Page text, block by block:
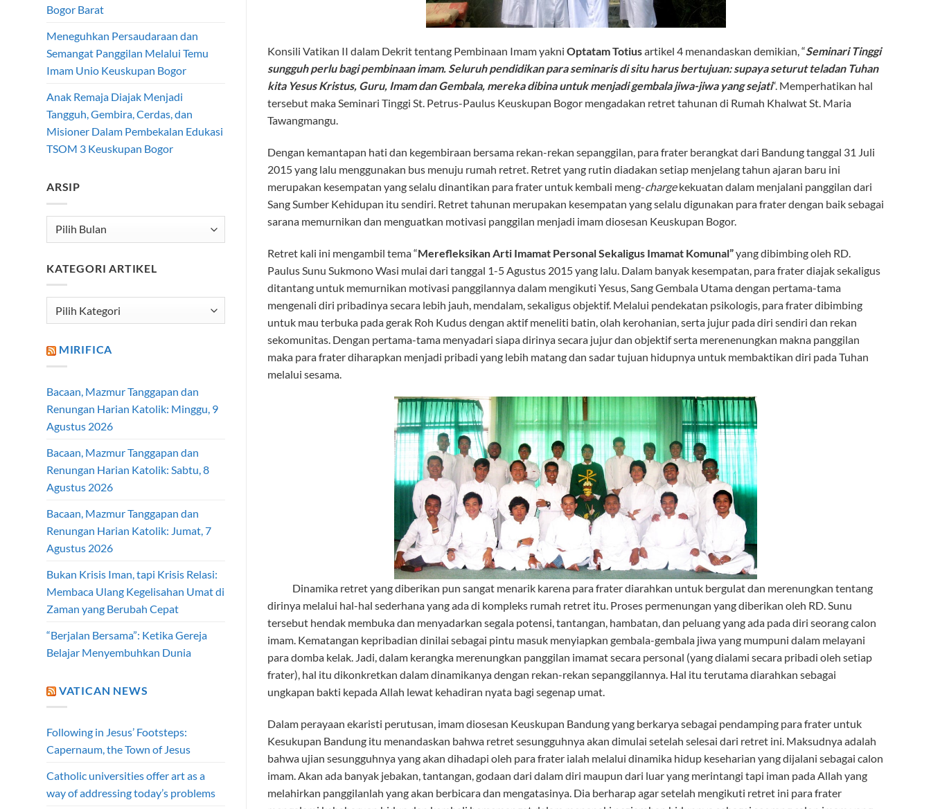
Bogor Barat
Meneguhkan Persaudaraan dan
Semangat Panggilan Melalui Temu
Imam Unio Keuskupan Bogor
Anak Remaja Diajak Menjadi
Tangguh, Gembira, Cerdas, dan
Misioner Dalam Pembekalan Edukasi
TSOM 3 Keuskupan Bogor
ARSIP
Arsip
KATEGORI ARTIKEL
Kategori
Artikel
MIRIFICA
Bacaan, Mazmur Tanggapan dan
Renungan Harian Katolik: Minggu, 9
Agustus 2026
Bacaan, Mazmur Tanggapan dan
Renungan Harian Katolik: Sabtu, 8
Agustus 2026
Bacaan, Mazmur Tanggapan dan
Renungan Harian Katolik: Jumat, 7
Agustus 2026
Bukan Krisis Iman, tapi Krisis Relasi:
Membaca Ulang Kegelisahan Umat di
Zaman yang Berubah Cepat
“Berjalan Bersama”: Ketika Gereja
Belajar Menyembuhkan Dunia
VATICAN NEWS
Following in Jesus’ Footsteps:
Capernaum, the Town of Jesus
Catholic universities offer art as a
way of addressing today’s problems
Konsili Vatikan II dalam Dekrit tentang Pembinaan Imam yakni Optatam Totiusartikel 4 menandaskan demikian, “Seminari Tinggi
sungguh perlu bagi pembinaan imam. Seluruh pendidikan para seminaris di situ harus bertujuan: supaya seturut teladan Tuhan
kita Yesus Kristus, Guru, Imam dan Gembala, mereka dibina untuk menjadi gembala jiwa-jiwa yang sejati“. Memperhatikan hal
tersebut maka Seminari Tinggi St. Petrus-Paulus Keuskupan Bogor mengadakan retret tahunan di Rumah Khalwat St. Maria
Tawangmangu.
Dengan kemantapan hati dan kegembiraan bersama rekan-rekan sepanggilan, para frater berangkat dari Bandung tanggal 31 Juli
2015 yang lalu menggunakan bus menuju rumah retret. Retret yang rutin diadakan setiap menjelang tahun ajaran baru ini
merupakan kesempatan yang selalu dinantikan para frater untuk kembali meng-chargekekuatan dalam menjalani panggilan dari
Sang Sumber Kehidupan itu sendiri. Retret tahunan merupakan kesempatan yang selalu digunakan para frater dengan baik sebagai
sarana memurnikan dan menguatkan motivasi panggilan menjadi imam diosesan Keuskupan Bogor.
Retret kali ini mengambil tema “Merefleksikan Arti Imamat Personal Sekaligus Imamat Komunal”yang dibimbing oleh RD.
Paulus Sunu Sukmono Wasi mulai dari tanggal 1-5 Agustus 2015 yang lalu. Dalam banyak kesempatan, para frater diajak sekaligus
ditantang untuk memurnikan motivasi panggilannya dalam mengikuti Yesus, Sang Gembala Utama dengan pertama-tama
mengenali diri pribadinya secara lebih jauh, mendalam, sekaligus objektif. Melalui pendekatan psikologis, para frater dibimbing
untuk mau terbuka pada gerak Roh Kudus dengan aktif meneliti batin, olah kerohanian, serta jujur pada diri sendiri dan rekan
sekomunitas. Dengan pertama-tama menyadari siapa dirinya secara jujur dan objektif serta merenenungkan makna panggilan
maka para frater diharapkan menjadi pribadi yang lebih matang dan sadar tujuan hidupnya untuk membaktikan diri pada Tuhan
melalui sesama.
Dinamika retret yang diberikan pun sangat menarik karena para frater diarahkan untuk bergulat dan merenungkan tentang
dirinya melalui hal-hal sederhana yang ada di kompleks rumah retret itu. Proses permenungan yang diberikan oleh RD. Sunu
tersebut hendak membuka dan menyadarkan segala potensi, tantangan, hambatan, dan peluang yang ada pada diri seorang calon
imam. Kematangan kepribadian dinilai sebagai pintu masuk menyiapkan gembala-gembala jiwa yang mumpuni dalam melayani
para domba kelak. Jadi, dalam kerangka merenungkan panggilan imamat secara personal (yang dialami secara pribadi oleh setiap
frater), hal itu dikonkretkan dalam dinamikanya dengan rekan-rekan sepanggilannya. Hal itu terutama diarahkan sebagai
ungkapan bakti kepada Allah lewat kehadiran nyata bagi segenap umat.
Dalam perayaan ekaristi perutusan, imam diosesan Keuskupan Bandung yang berkarya sebagai pendamping para frater untuk
Kesukupan Bandung itu menandaskan bahwa retret sesungguhnya akan dimulai setelah selesai dari retret ini. Maksudnya adalah
bahwa ujian sesungguhnya yang akan dihadapi oleh para frater ialah melalui dinamika hidup keseharian yang dijalani sebagai calon
imam. Akan ada banyak jebakan, tantangan, godaan dari dalam diri maupun dari luar yang merintangi tapi iman pada Allah yang
melahirkan panggilanlah yang akan berbicara dan mengatasinya. Dia berharap agar setelah mengikuti retret ini para frater